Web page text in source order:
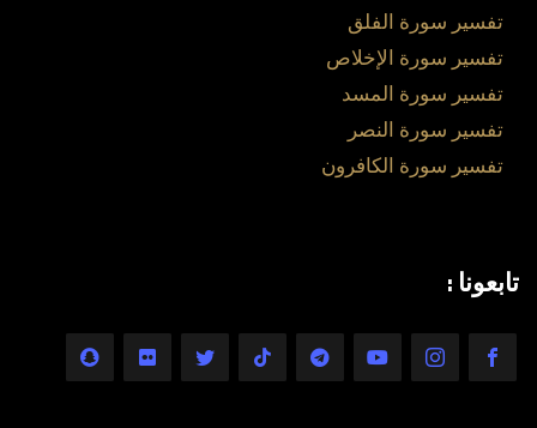
تفسير سورة الفلق
تفسير سورة الإخلاص
تفسير سورة المسد
تفسير سورة النصر
تفسير سورة الكافرون
تابعونا :